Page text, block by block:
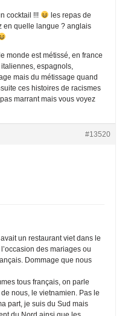
cocktail !!!
les repas de
en quelle langue ? anglais
monde est métissé, en france
espagnols,
mais du métissage quand
ces histoires de racismes
marrant mais vous voyez
#13520
un restaurant viet dans le
des mariages ou
Dommage que nous
tous français, on parle
nous, le vietnamien. Pas le
part, je suis du Sud mais